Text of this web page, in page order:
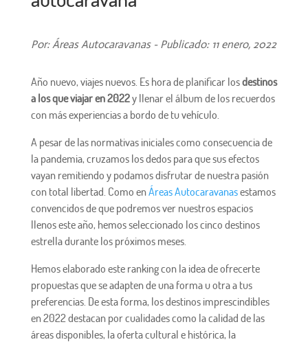
Por: Áreas Autocaravanas - Publicado: 11 enero, 2022
Año nuevo, viajes nuevos. Es hora de planificar losdestinos
a los que viajar en 2022y llenar el álbum de los recuerdos
con más experiencias a bordo de tu vehículo.
A pesar de las normativas iniciales como consecuencia de
la pandemia, cruzamos los dedos para que sus efectos
vayan remitiendo y podamos disfrutar de nuestra pasión
con total libertad. Como enÁreas Autocaravanasestamos
convencidos de que podremos ver nuestros espacios
llenos este año, hemos seleccionado los cinco destinos
estrella durante los próximos meses.
Hemos elaborado este ranking con la idea de ofrecerte
propuestas que se adapten de una forma u otra a tus
preferencias. De esta forma, los destinos imprescindibles
en 2022 destacan por cualidades como la calidad de las
áreas disponibles, la oferta cultural e histórica, la